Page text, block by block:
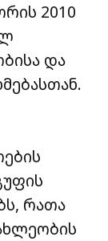
2010
და
რათა